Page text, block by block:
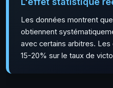
Les données montrent
obtiennent
avec certains arbitres.
15-20% sur le taux de